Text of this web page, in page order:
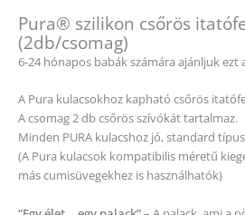
Pura® szilikon csőrös
(2db/csomag)
6-24 hónapos babák számára ajánljuk ezt
A Pura kulacsokhoz kapható csőrös
A csomag 2 db csőrös szívókát tartalmaz.
Minden PURA kulacshoz jó, standard
(A Pura kulacsok kompatibilis méretű
más cumisüvegekhez is használhatók)